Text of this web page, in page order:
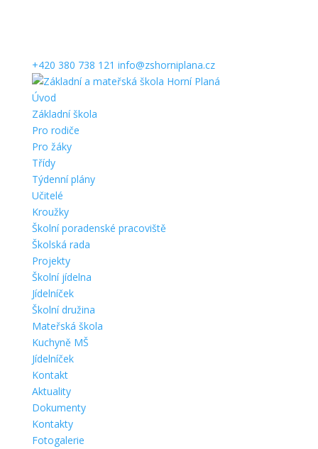
+420 380 738 121 info@zshorniplana.cz
Úvod
Základní škola
Pro rodiče
Pro žáky
Třídy
Týdenní plány
Učitelé
Kroužky
Školní poradenské pracoviště
Školská rada
Projekty
Školní jídelna
Jídelníček
Školní družina
Mateřská škola
Kuchyně MŠ
Jídelníček
Kontakt
Aktuality
Dokumenty
Kontakty
Fotogalerie